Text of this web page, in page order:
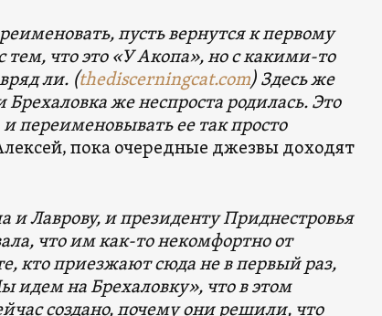
пусть вернутся к первому
тем, что это «У Акопа», но с какими-то
ли. (thediscerningcat.com) Здесь же
Брехаловка же неспроста родилась. Это
переименовывать ее так просто
пока очередные джезвы доходят
и Лаврову, и президенту Приднестровья
что им как-то некомфортно от
кто приезжают сюда не в первый раз,
идем на Брехаловку», что в этом
создано, почему они решили, что